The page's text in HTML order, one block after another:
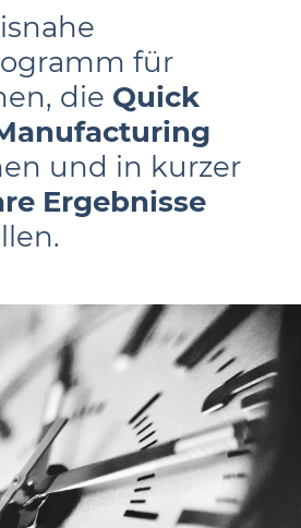
für
die Quick
und in kurzer
Ergebnisse